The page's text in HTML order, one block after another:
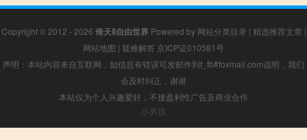
Copyright © 2012 - 2026 倚天Ⅱ自由世界Powered by 网站分类目录 | 精选推荐文章 |
网站地图 | 疑难解答 京ICP证010581号
声明：本站内容来自互联网，如信息有错误可发邮件到f_fb#foxmail.com说明，我们
会及时纠正，谢谢
本站仅为个人兴趣爱好，不接盈利性广告及商业合作
小男孩